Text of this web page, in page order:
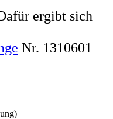
ergibt sich
Nr. 1310601